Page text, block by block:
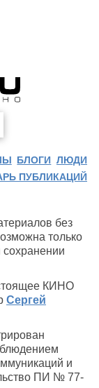
БЛОГИ ЛЮДИ
ПУБЛИКАЦИЙ
без
только
сохранении
КИНО
Сергей
и
ПИ № 77-